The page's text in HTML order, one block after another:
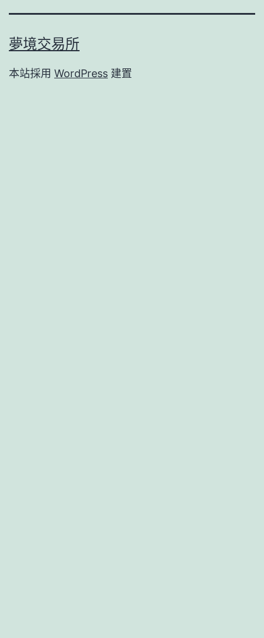
夢境交易所
本站採用 WordPress 建置